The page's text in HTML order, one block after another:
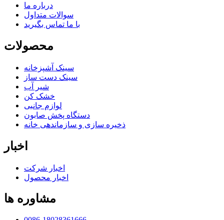
درباره ما
سوالات متداول
با ما تماس بگیرید
محصولات
سینک آشپزخانه
سینک دست ساز
شير آب
خشک کن
لوازم جانبی
دستگاه پخش صابون
ذخیره سازی و سازماندهی خانه
اخبار
اخبار شرکت
اخبار محصول
مشاوره ها